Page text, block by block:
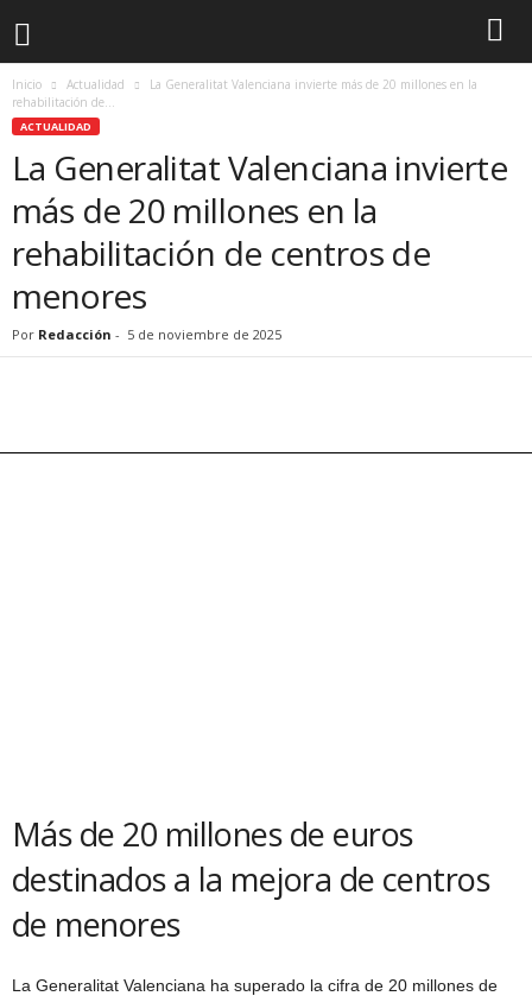
Inicio Actualidad
La Generalitat Valenciana invierte más de 20 millones en la
rehabilitación de...
ACTUALIDAD
La Generalitat Valenciana invierte
más de 20 millones en la
rehabilitación de centros de
menores
Por Redacción - 5 de noviembre de 2025
Más de 20 millones de euros
destinados a la mejora de centros
de menores
La Generalitat Valenciana ha superado la cifra de 20 millones de